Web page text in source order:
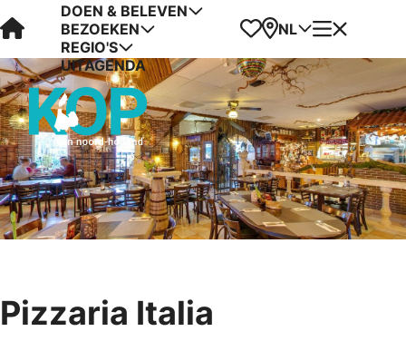
Visit Kop van Holland
DOEN & BELEVEN
BEZOEKEN
REGIO'S
UITAGENDA
Favorieten
Kaart
NL Menu
Pizzaria Italia